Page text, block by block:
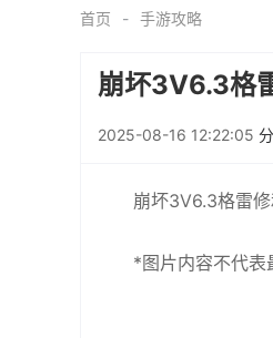
首页 手游攻略
崩坏3V6.3格
2025-08-16 12:22:05
崩坏3V6.3格雷
*图片内容不代表